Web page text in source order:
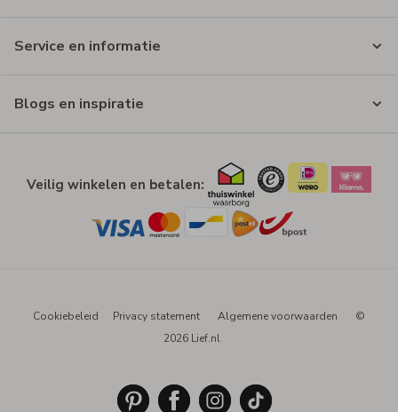
Service en informatie
Blogs en inspiratie
Veilig winkelen en betalen:
Cookiebeleid Privacy statement Algemene voorwaarden
©
2026 Lief.nl